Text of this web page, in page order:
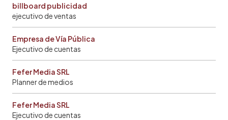
billboard publicidad
ejecutivo de ventas
Empresa de Vía Pública
Ejecutivo de cuentas
Fefer Media SRL
Planner de medios
Fefer Media SRL
Ejecutivo de cuentas